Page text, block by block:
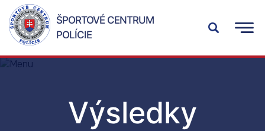
ŠPORTOVÉ CENTRUM
POLÍCIE
Výsledky